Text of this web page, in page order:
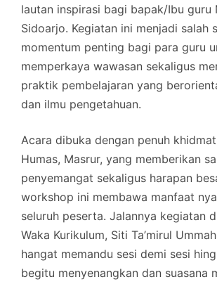
lautan inspirasi bagi bapak/Ibu guru
Sidoarjo. Kegiatan ini menjadi salah
momentum penting bagi para guru
memperkaya wawasan sekaligus
praktik pembelajaran yang
dan ilmu pengetahuan.
Acara dibuka dengan penuh
Humas, Masrur, yang memberikan
penyemangat sekaligus harapan
workshop ini membawa manfaat
seluruh peserta. Jalannya kegiatan
Waka Kurikulum, Siti Ta’mirul
hangat memandu sesi demi sesi
begitu menyenangkan dan suasana